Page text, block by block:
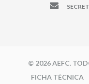
© 2026 AEFC.
FICHA TÉCNICA